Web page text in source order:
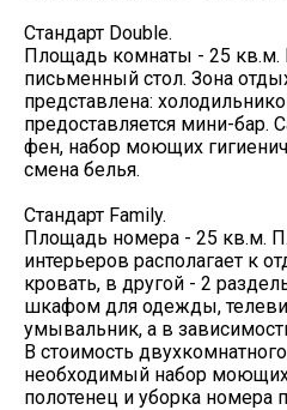
Стандарт Double.
Площадь комнаты - 25 кв.м.
письменный стол. Зона
представлена:
предоставляется мини-
фен, набор моющих
смена белья.
Стандарт Family.
Площадь номера - 25 кв.м.
интерьеров располагает к
кровать, в другой - 2
шкафом для одежды,
умывальник, а в
В стоимость
необходимый набор моющих
полотенец и уборка номера